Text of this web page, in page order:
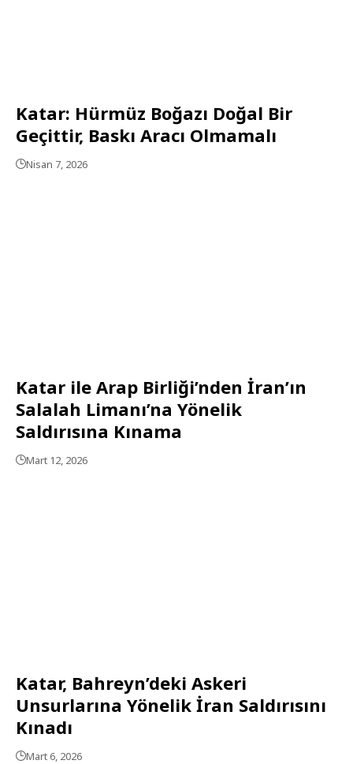
Katar: Hürmüz Boğazı Doğal Bir
Geçittir, Baskı Aracı Olmamalı
Nisan 7, 2026
Katar ile Arap Birliği’nden İran’ın
Salalah Limanı’na Yönelik
Saldırısına Kınama
Mart 12, 2026
Katar, Bahreyn’deki Askeri
Unsurlarına Yönelik İran Saldırısını
Kınadı
Mart 6, 2026